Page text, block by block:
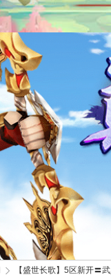
【盛世长歌】5区新开〓